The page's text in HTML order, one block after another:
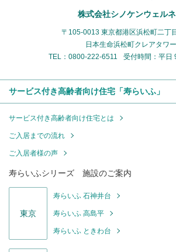
株式会社シノケンウェル
〒105-0013 東京都港区浜松町二丁
日本生命浜松町クレアタワー
TEL：0800-222-6511
受付時間：平日
サービス付き高齢者向け住宅「寿らいふ」
サービス付き高齢者向け住宅とは
ご入居までの流れ
ご入居者様の声
寿らいふシリーズ 施設のご案内
東京
寿らいふ 石神井台
寿らいふ 高島平
寿らいふ ときわ台